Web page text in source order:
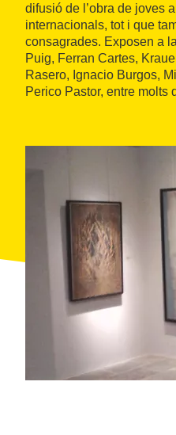
difusió de l’obra de joves
internacionals, tot i que
consagrades. Exposen a
Puig, Ferran Cartes,
Rasero, Ignacio Burgos,
Perico Pastor, entre molts